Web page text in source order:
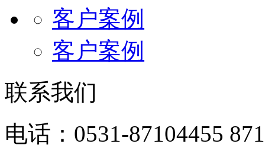
客户案例
客户案例
联系我们
电话：0531-87104455